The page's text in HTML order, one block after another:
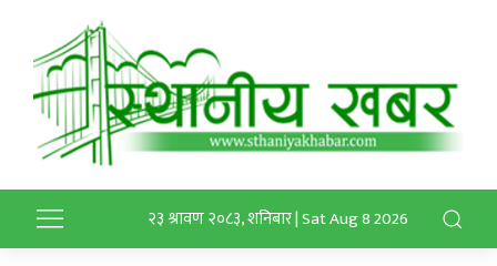
२३ श्रावण २०८३, शनिबार | Sat Aug 8 2026